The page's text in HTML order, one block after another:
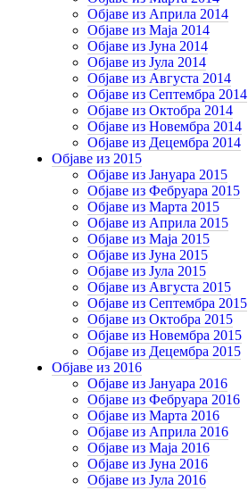
Објаве из Априла 2014
Објаве из Маја 2014
Објаве из Јуна 2014
Објаве из Јула 2014
Објаве из Августа 2014
Објаве из Септембра 2014
Објаве из Октобра 2014
Објаве из Новембра 2014
Објаве из Децембра 2014
Објаве из 2015
Објаве из Јануара 2015
Објаве из Фебруара 2015
Објаве из Марта 2015
Објаве из Априла 2015
Објаве из Маја 2015
Објаве из Јуна 2015
Објаве из Јула 2015
Објаве из Августа 2015
Објаве из Септембра 2015
Објаве из Октобра 2015
Објаве из Новембра 2015
Објаве из Децембра 2015
Објаве из 2016
Објаве из Јануара 2016
Објаве из Фебруара 2016
Објаве из Марта 2016
Објаве из Априла 2016
Објаве из Маја 2016
Објаве из Јуна 2016
Објаве из Јула 2016